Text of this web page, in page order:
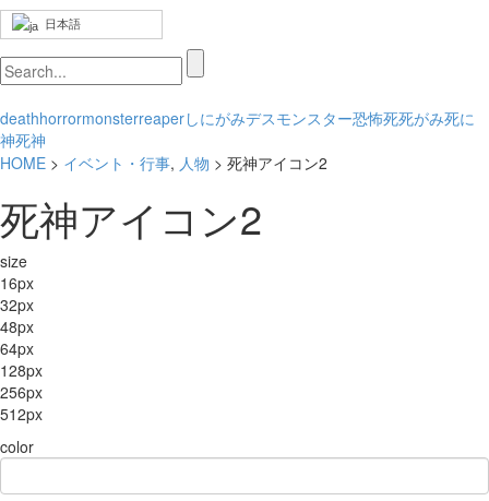
日本語
deathhorrormonsterreaperしにがみデスモンスター恐怖死死がみ死に
神死神
HOME > イベント・行事, 人物 > 死神アイコン2
死神アイコン2
size
16px
32px
48px
64px
128px
256px
512px
color